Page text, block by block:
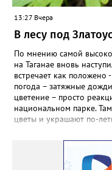
садовод советует сразу
месяца, а место посадки
самосевом в ней
сухие цветы и
весной прорастет сама.
Прованса не любит
яму гравий и песок –
Екатерина рекомендует
пошли на наращивание
пусть лаванда цветёт
специально для
13:27 Вчера
В лесу под
По мнению самой
на Таганае вновь
встречает как положено
погода – затяжные
цветение – просто
национальном парке.
цветы и украшают по-
силы перед долгой